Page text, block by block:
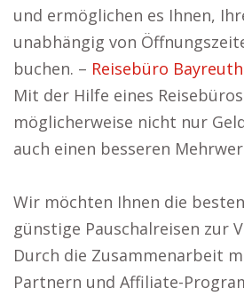
und ermöglichen es Ihnen,
unabhängig von
buchen. – Reisebüro Bayreuth
Mit der Hilfe eines
möglicherweise nicht nur
auch einen besseren
Wir möchten Ihnen die
günstige Pauschalreisen zur
Durch die Zusammenarbeit
Partnern und Affiliate-